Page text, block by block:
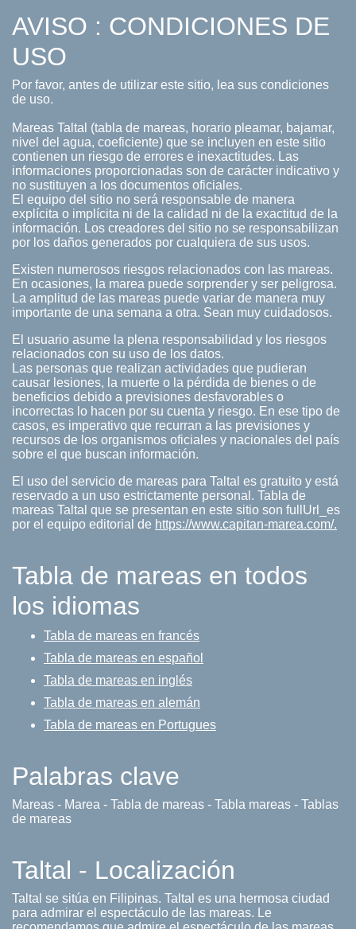
AVISO : CONDICIONES DE
USO
Por favor, antes de utilizar este sitio, lea sus condiciones
de uso.
Mareas Taltal (tabla de mareas, horario pleamar, bajamar,
nivel del agua, coeficiente) que se incluyen en este sitio
contienen un riesgo de errores e inexactitudes. Las
informaciones proporcionadas son de carácter indicativo y
no sustituyen a los documentos oficiales.
El equipo del sitio no será responsable de manera
explícita o implícita ni de la calidad ni de la exactitud de la
información. Los creadores del sitio no se responsabilizan
por los daños generados por cualquiera de sus usos.
Existen numerosos riesgos relacionados con las mareas.
En ocasiones, la marea puede sorprender y ser peligrosa.
La amplitud de las mareas puede variar de manera muy
importante de una semana a otra. Sean muy cuidadosos.
El usuario asume la plena responsabilidad y los riesgos
relacionados con su uso de los datos.
Las personas que realizan actividades que pudieran
causar lesiones, la muerte o la pérdida de bienes o de
beneficios debido a previsiones desfavorables o
incorrectas lo hacen por su cuenta y riesgo. En ese tipo de
casos, es imperativo que recurran a las previsiones y
recursos de los organismos oficiales y nacionales del país
sobre el que buscan información.
El uso del servicio de mareas para Taltal es gratuito y está
reservado a un uso estrictamente personal. Tabla de
mareas Taltal que se presentan en este sitio son fullUrl_es
por el equipo editorial de https://www.capitan-marea.com/.
Tabla de mareas en todos
los idiomas
Tabla de mareas en francés
Tabla de mareas en español
Tabla de mareas en inglés
Tabla de mareas en alemán
Tabla de mareas en Portugues
Palabras clave
Mareas - Marea - Tabla de mareas - Tabla mareas - Tablas
de mareas
Taltal - Localización
Taltal se sitúa en Filipinas. Taltal es una hermosa ciudad
para admirar el espectáculo de las mareas. Le